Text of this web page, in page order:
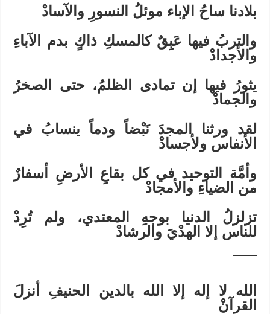
بلادنا ساحُ الإباء موئلُ النسورِ والآسادْ
والتربُ فيها عَبِقٌ كالمسكِ ذاكٍ بدم الآباءِ
والأجدادْ
يثورُ فيها إن تمادى الظلمُ، حتى الصخرُ
والجمادْ
لقد ورثنا المجدَ نَبْضاً ودماً ينسابُ في
الأنفاس ولأجسادْ
وأمَّة التوحيد في كل بقاعِ الأرضِ أسفارٌ
من الضياءِ والأمجادْ
تزلزلُ الدنيا بوجهِ المعتدي، ولم تُرِدْ
للناس إلا الهدْيَ والرشادْ
¯¯¯
الله لا إله إلا الله بالدين الحنيفِ أنزلَ
القرآنْ